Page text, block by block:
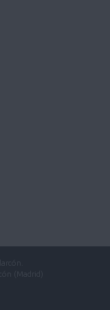
(Madrid)